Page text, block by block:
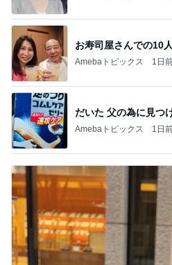
お寿司屋さんでの10
Amebaトピックス 1日
だいた 父の為に見つ
Amebaトピックス 1日